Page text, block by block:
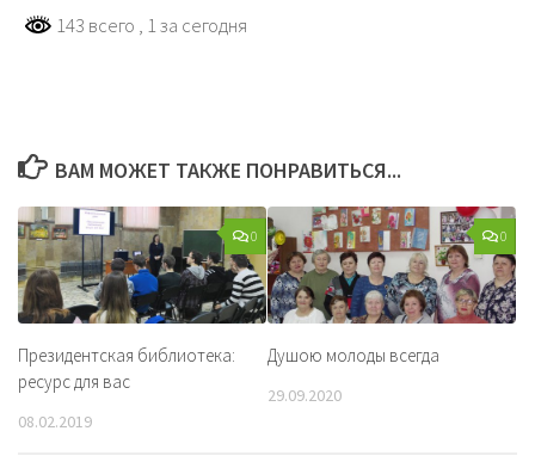
143 всего , 1 за сегодня
ВАМ МОЖЕТ ТАКЖЕ ПОНРАВИТЬСЯ...
0
Президентская библиотека:
ресурс для вас
08.02.2019
0
Душою молоды всегда
29.09.2020